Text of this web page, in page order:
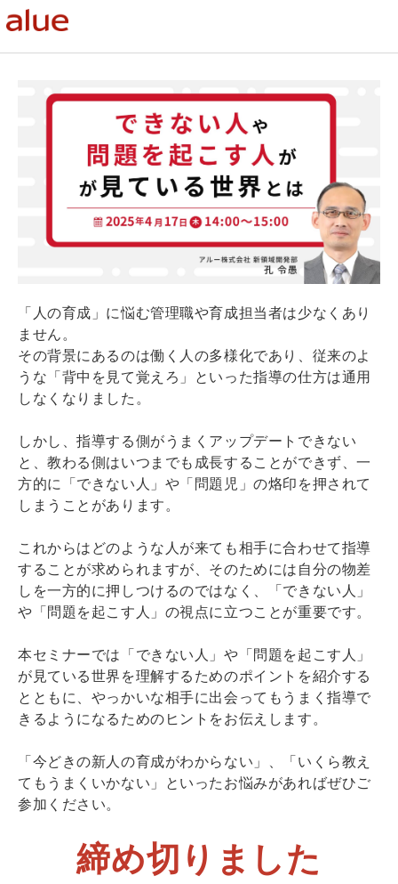
「人の育成」に悩む管理職や育成担当者は少なくあり
ません。
その背景にあるのは働く人の多様化であり、従来のよ
うな「背中を見て覚えろ」といった指導の仕方は通用
しなくなりました。
しかし、指導する側がうまくアップデートできない
と、教わる側はいつまでも成長することができず、一
方的に「できない人」や「問題児」の烙印を押されて
しまうことがあります。
これからはどのような人が来ても相手に合わせて指導
することが求められますが、そのためには自分の物差
しを一方的に押しつけるのではなく、「できない人」
や「問題を起こす人」の視点に立つことが重要です。
本セミナーでは「できない人」や「問題を起こす人」
が見ている世界を理解するためのポイントを紹介する
とともに、やっかいな相手に出会ってもうまく指導で
きるようになるためのヒントをお伝えします。
「今どきの新人の育成がわからない」、「いくら教え
てもうまくいかない」といったお悩みがあればぜひご
参加ください。
締め切りました